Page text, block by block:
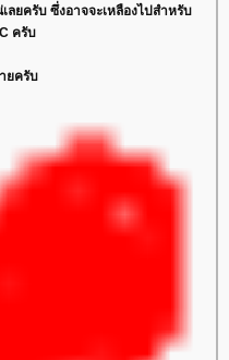
ลยครับ ซึ่งอาจจะเหลืองไปสำหรับ
ครับ
ยครับ